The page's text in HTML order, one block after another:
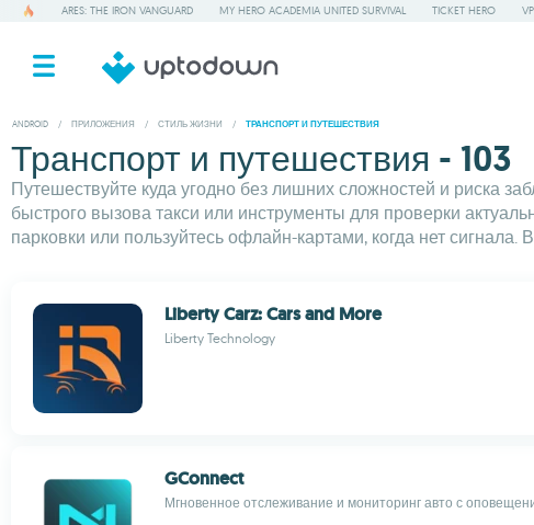
ARES: THE IRON VANGUARD MY HERO ACADEMIA UNITED SURVIVAL TICKET HERO
ANDROID / ПРИЛОЖЕНИЯ / СТИЛЬ ЖИЗНИ / ТРАНСПОРТ И ПУТЕШЕСТВИЯ
Транспорт и путешествия - 103
Путешествуйте куда угодно без лишних сложностей и риска
быстрого вызова такси или инструменты для проверки
парковки или пользуйтесь офлайн-картами, когда нет
Liberty Carz: Cars and More
Liberty Technology
GConnect
Мгновенное отслеживание и мониторинг авто с